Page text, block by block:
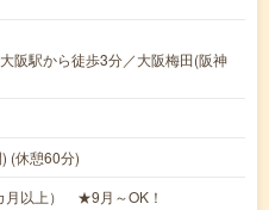
阪駅から徒歩3分／大阪梅田(阪神
(休憩60分)
月以上） ★9月～OK！